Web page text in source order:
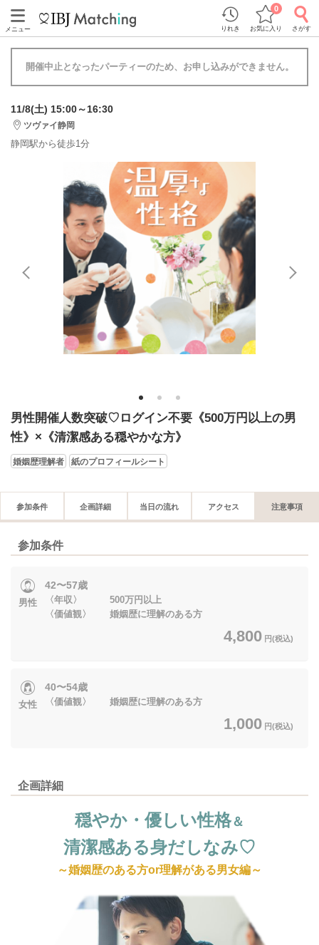
メニュー りれき お気に入り
0
さがす
開催中止となったパーティーのため、お申し込みができません。
11/8(土) 15:00～16:30
ツヴァイ静岡
静岡駅から徒歩1分
1 2 3
男性開催人数突破♡ログイン不要《500万円以上の男
性》×《清潔感ある穏やかな方》
婚姻歴理解者 紙のプロフィールシート
参加条件 企画詳細 当日の流れ アクセス 注意事項
参加条件
男性
42〜57歳
〈年収〉 500万円以上
〈価値観〉 婚姻歴に理解のある方
4,800 円(税込)
女性
40〜54歳
〈価値観〉 婚姻歴に理解のある方
1,000 円(税込)
企画詳細
穏やか・優しい性格＆
清潔感ある身だしなみ♡
～婚姻歴のある方or理解がある男女編～